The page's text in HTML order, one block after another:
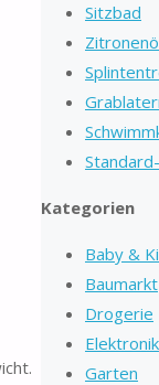
Sitzbad
Kategorien
Baby &
Baumarkt
Drogerie
Elektronik
Garten